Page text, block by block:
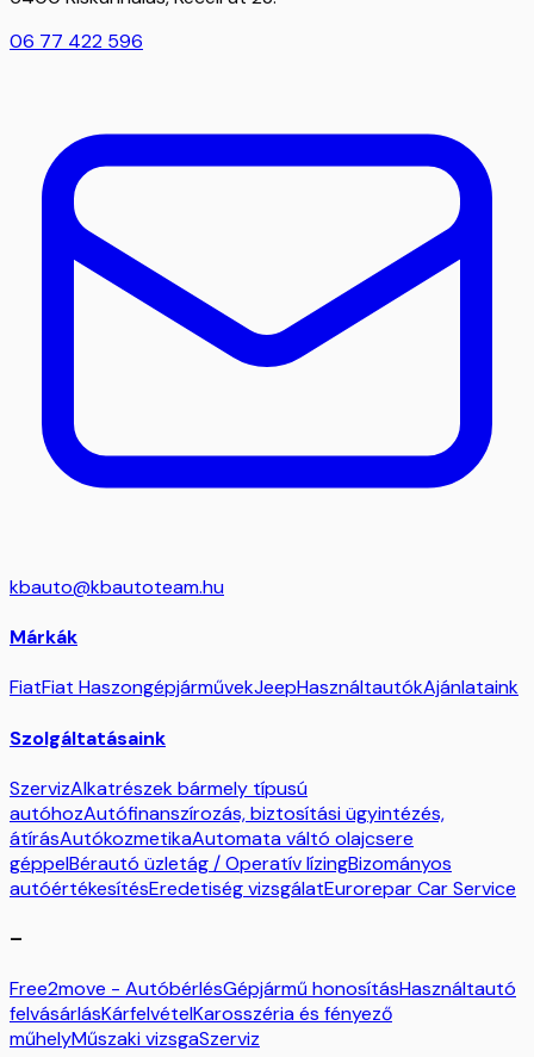
06 77 422 596
kbauto@kbautoteam.hu
Márkák
FiatFiat HaszongépjárművekJeepHasználtautókAjánlataink
Szolgáltatásaink
SzervizAlkatrészek bármely típusú
autóhozAutófinanszírozás, biztosítási ügyintézés,
átírásAutókozmetikaAutomata váltó olajcsere
géppelBérautó üzletág / Operatív lízingBizományos
autóértékesítésEredetiség vizsgálatEurorepar Car Service
–
Free2move - AutóbérlésGépjármű honosításHasználtautó
felvásárlásKárfelvételKarosszéria és fényező
műhelyMűszaki vizsgaSzerviz